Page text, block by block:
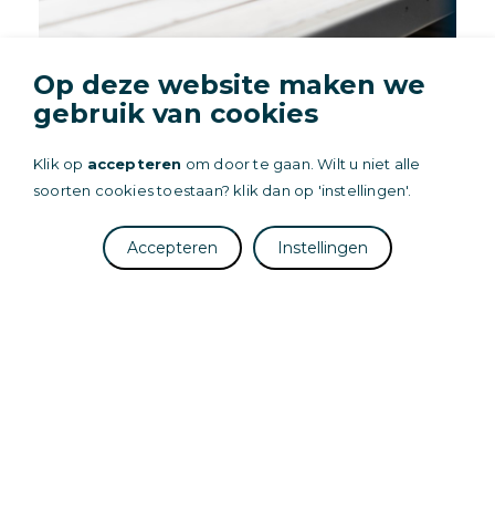
Het is mogelijk uw eigen linnengoed te
ons ook verschillende linnenpakketten,
al dan niet geseald, huren en laten
badgoed- en keukenpakketten.
Op deze website maken we
gebruik van cookies
Klik op accepteren om door te gaan. Wilt u niet alle
soorten cookies toestaan? klik dan op 'instellingen'.
Accepteren Instellingen